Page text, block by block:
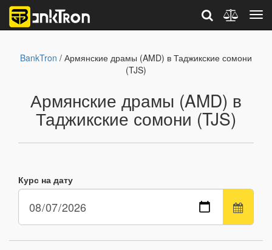
BankTron / Армянские драмы (AMD) в Таджикские сомони
(TJS)
Армянские драмы (AMD) в
Таджикские сомони (TJS)
Курс на дату